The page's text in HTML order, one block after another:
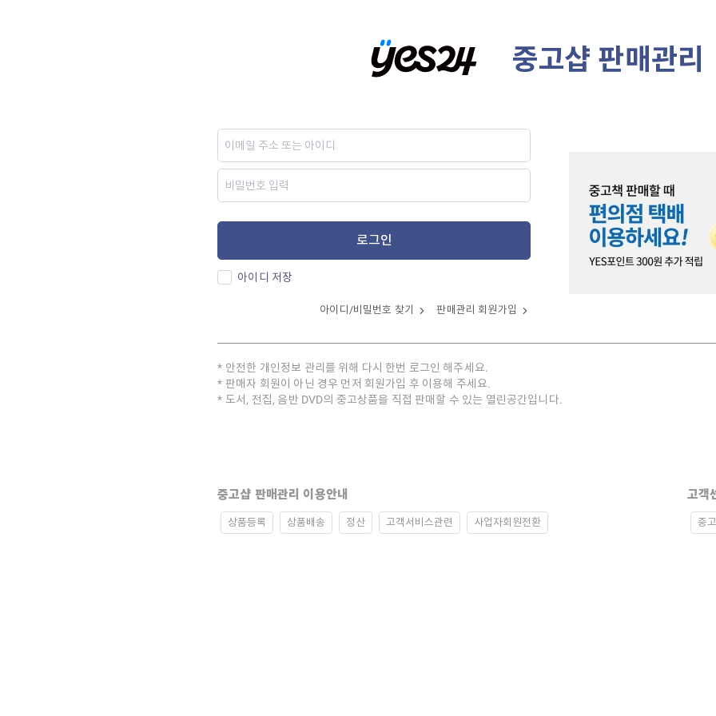
중고샵 판매관리
로그인
아이디 저장
아이디/비밀번호 찾기 판매관리 회원가입
안전한 개인정보 관리를 위해 다시 한번 로그인 해주세요.
판매자 회원이 아닌 경우 먼저 회원가입 후 이용해 주세요.
도서, 전집, 음반 DVD의 중고상품을 직접 판매할 수 있는 열린공간입니다.
중고샵 판매관리 이용안내
상품등록 상품배송 정산 고객서비스관련 사업자회원전환
고객
중